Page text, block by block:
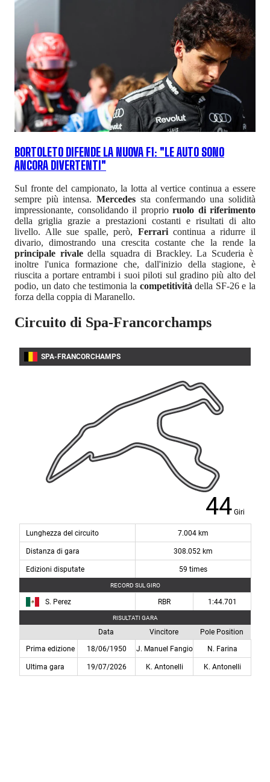
BORTOLETO DIFENDE LA NUOVA F1: "LE AUTO SONO
ANCORA DIVERTENTI"
Sul fronte del campionato, la lotta al vertice continua a essere
sempre più intensa.Mercedes sta confermando una solidità
impressionante, consolidando il proprio ruolo di riferimento
della griglia grazie a prestazioni costanti e risultati di alto
livello. Alle sue spalle, però, Ferraricontinua a ridurre il
divario, dimostrando una crescita costante che la rende la
principale rivaledella squadra di Brackley. La Scuderia è
inoltre l'unica formazione che, dall'inizio della stagione, è
riuscita a portare entrambi i suoi piloti sul gradino più alto del
podio, un dato che testimonia la competitivitàdella SF-26 e la
forza della coppia di Maranello.
Circuito di Spa-Francorchamps